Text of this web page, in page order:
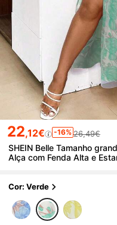
22,12€ -16% 26,49€
SHEIN Belle Tamanho
Alça com Fenda Alta e
Cor: Verde